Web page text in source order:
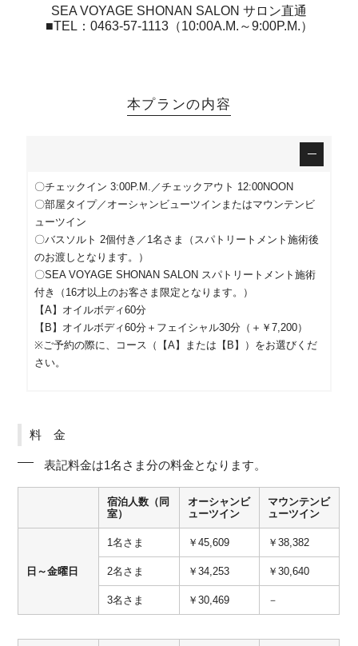
SEA VOYAGE SHONAN SALON サロン直通
■TEL：0463-57-1113（10:00A.M.～9:00P.M.）
本プランの内容
〇チェックイン 3:00P.M.／チェックアウト 12:00NOON
〇部屋タイプ／オーシャンビューツインまたはマウンテンビ
ューツイン
〇バスソルト 2個付き／1名さま（スパトリートメント施術後
のお渡しとなります。）
〇SEA VOYAGE SHONAN SALON スパトリートメント施術
付き（16才以上のお客さま限定となります。）
【A】オイルボディ60分
【B】オイルボディ60分＋フェイシャル30分（＋￥7,200）
※ご予約の際に、コース（【A】または【B】）をお選びくだ
さい。
料 金
表記料金は1名さま分の料金となります。
宿泊人数（同
室）
オーシャンビ
ューツイン
マウンテンビ
ューツイン
日～金曜日
1名さま ￥45,609 ￥38,382
2名さま ￥34,253 ￥30,640
3名さま ￥30,469 －